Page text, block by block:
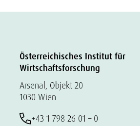
Österreichisches Institut für
Wirtschaftsforschung
Arsenal, Objekt 20
1030 Wien
+43 1 798 26 01 – 0